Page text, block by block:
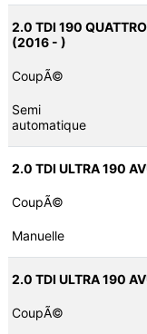
2.0 TDI 190
(2016 - )
CoupÃ©
Semi
automatique
2.0 TDI ULTRA 190
CoupÃ©
Manuelle
2.0 TDI ULTRA 190
CoupÃ©